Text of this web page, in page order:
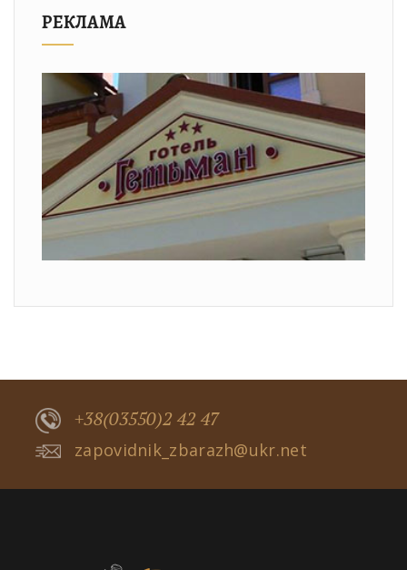
РЕКЛАМА
+38(03550)2 42 47
zapovidnik_zbarazh@ukr.net